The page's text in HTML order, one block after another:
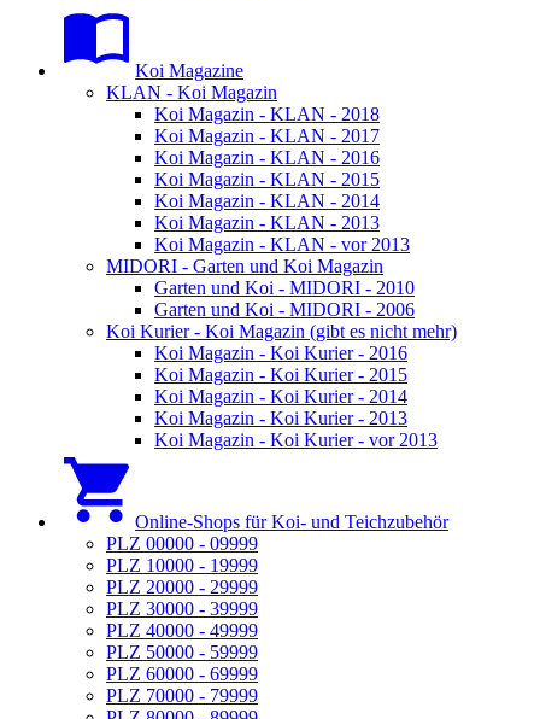
Koi Magazine
KLAN - Koi Magazin
Koi Magazin - KLAN - 2018
Koi Magazin - KLAN - 2017
Koi Magazin - KLAN - 2016
Koi Magazin - KLAN - 2015
Koi Magazin - KLAN - 2014
Koi Magazin - KLAN - 2013
Koi Magazin - KLAN - vor 2013
MIDORI - Garten und Koi Magazin
Garten und Koi - MIDORI - 2010
Garten und Koi - MIDORI - 2006
Koi Kurier - Koi Magazin (gibt es nicht mehr)
Koi Magazin - Koi Kurier - 2016
Koi Magazin - Koi Kurier - 2015
Koi Magazin - Koi Kurier - 2014
Koi Magazin - Koi Kurier - 2013
Koi Magazin - Koi Kurier - vor 2013
Online-Shops für Koi- und Teichzubehör
PLZ 00000 - 09999
PLZ 10000 - 19999
PLZ 20000 - 29999
PLZ 30000 - 39999
PLZ 40000 - 49999
PLZ 50000 - 59999
PLZ 60000 - 69999
PLZ 70000 - 79999